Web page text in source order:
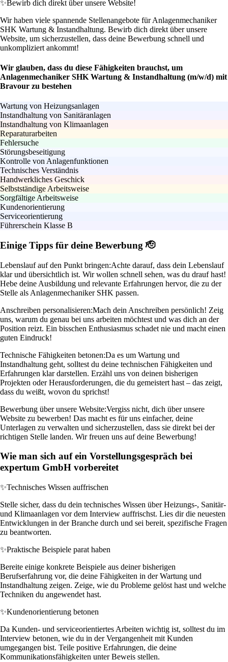
✨Bewirb dich direkt über unsere Website!
Wir haben viele spannende Stellenangebote für Anlagenmechaniker
SHK Wartung & Instandhaltung. Bewirb dich direkt über unsere
Website, um sicherzustellen, dass deine Bewerbung schnell und
unkompliziert ankommt!
Wir glauben, dass du diese Fähigkeiten brauchst, um
Anlagenmechaniker SHK Wartung & Instandhaltung (m/w/d) mit
Bravour zu bestehen
Wartung von Heizungsanlagen
Instandhaltung von Sanitäranlagen
Instandhaltung von Klimaanlagen
Reparaturarbeiten
Fehlersuche
Störungsbeseitigung
Kontrolle von Anlagenfunktionen
Technisches Verständnis
Handwerkliches Geschick
Selbstständige Arbeitsweise
Sorgfältige Arbeitsweise
Kundenorientierung
Serviceorientierung
Führerschein Klasse B
Einige Tipps für deine Bewerbung 🫡
Lebenslauf auf den Punkt bringen:Achte darauf, dass dein Lebenslauf
klar und übersichtlich ist. Wir wollen schnell sehen, was du drauf hast!
Hebe deine Ausbildung und relevante Erfahrungen hervor, die zu der
Stelle als Anlagenmechaniker SHK passen.
Anschreiben personalisieren:Mach dein Anschreiben persönlich! Zeig
uns, warum du genau bei uns arbeiten möchtest und was dich an der
Position reizt. Ein bisschen Enthusiasmus schadet nie und macht einen
guten Eindruck!
Technische Fähigkeiten betonen:Da es um Wartung und
Instandhaltung geht, solltest du deine technischen Fähigkeiten und
Erfahrungen klar darstellen. Erzähl uns von deinen bisherigen
Projekten oder Herausforderungen, die du gemeistert hast – das zeigt,
dass du weißt, wovon du sprichst!
Bewerbung über unsere Website:Vergiss nicht, dich über unsere
Website zu bewerben! Das macht es für uns einfacher, deine
Unterlagen zu verwalten und sicherzustellen, dass sie direkt bei der
richtigen Stelle landen. Wir freuen uns auf deine Bewerbung!
Wie man sich auf ein Vorstellungsgespräch bei
expertum GmbH vorbereitet
✨Technisches Wissen auffrischen
Stelle sicher, dass du dein technisches Wissen über Heizungs-, Sanitär-
und Klimaanlagen vor dem Interview auffrischst. Lies dir die neuesten
Entwicklungen in der Branche durch und sei bereit, spezifische Fragen
zu beantworten.
✨Praktische Beispiele parat haben
Bereite einige konkrete Beispiele aus deiner bisherigen
Berufserfahrung vor, die deine Fähigkeiten in der Wartung und
Instandhaltung zeigen. Zeige, wie du Probleme gelöst hast und welche
Techniken du angewendet hast.
✨Kundenorientierung betonen
Da Kunden- und serviceorientiertes Arbeiten wichtig ist, solltest du im
Interview betonen, wie du in der Vergangenheit mit Kunden
umgegangen bist. Teile positive Erfahrungen, die deine
Kommunikationsfähigkeiten unter Beweis stellen.